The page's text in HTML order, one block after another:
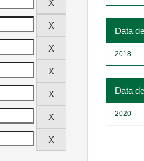
Data
2018
Data
2020